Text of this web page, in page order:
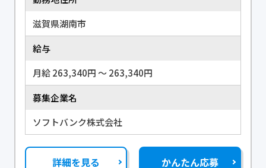
滋賀県湖南市
給与
月給 263,340円 〜 263,340円
募集企業名
ソフトバンク株式会社
詳細を見る かんたん応募